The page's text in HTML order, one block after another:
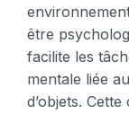
être
facilite les
mentale liée
d’objets.